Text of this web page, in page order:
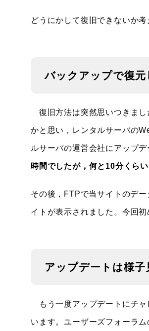
どうにかして復旧できないか
バックアップで復元
復旧方法は突然思いつきまし
かと思い，レンタルサーバの
ルサーバの運営会社にアップ
時間でしたが，何と10分くら
その後，FTPで当サイトのデ
イトが表示されました。今回
アップデートは様子
もう一度アップデートにチャ
います。ユーザーズフォーラ